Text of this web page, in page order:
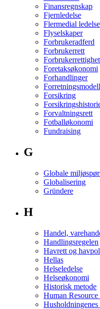
Finansregnskap
Fjernledelse
Flermedial ledelse
Flyselskaper
Forbrukeradferd
Forbrukerrett
Foretaksøkonomi
Forhandlinger
Forsikring
Forvaltningsrett
Fotballøkonomi
Fundraising
G
Globale
Globalisering
Gründere
H
Handel,
Handlingsregelen
Havrett og
Hellas
Helseledelse
Helseøkonomi
Historisk metode
Human
Husholdningenes